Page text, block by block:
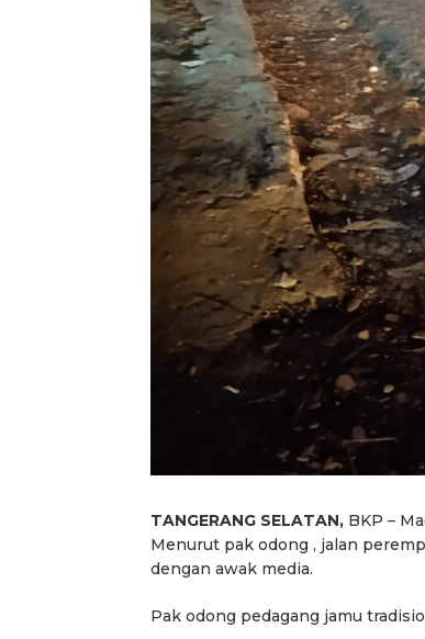
TANGERANG SELATAN, BKP –
Menurut pak odong , jalan
dengan awak media.
Pak odong pedagang jamu